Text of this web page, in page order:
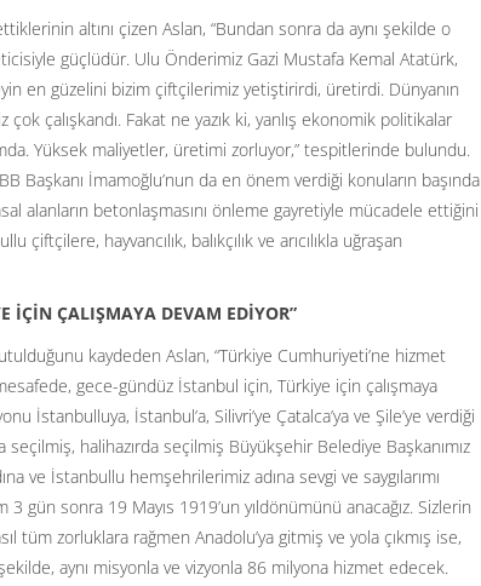
altını çizen Aslan, “Bundan sonra da aynı şekilde o
güçlüdür. Ulu Önderimiz Gazi Mustafa Kemal Atatürk,
en güzelini bizim çiftçilerimiz yetiştirirdi, üretirdi. Dünyanın
çalışkandı. Fakat ne yazık ki, yanlış ekonomik politikalar
Yüksek maliyetler, üretimi zorluyor,” tespitlerinde bulundu.
Başkanı İmamoğlu’nun da en önem verdiği konuların başında
alanların betonlaşmasını önleme gayretiyle mücadele ettiğini
hayvancılık, balıkçılık ve arıcılıkla uğraşan
İÇİN ÇALIŞMAYA DEVAM EDİYOR”
kaydeden Aslan, “Türkiye Cumhuriyeti’ne hizmet
gece-gündüz İstanbul için, Türkiye için çalışmaya
İstanbulluya, İstanbul’a, Silivri’ye Çatalca’ya ve Şile’ye verdiği
halihazırda seçilmiş Büyükşehir Belediye Başkanımız
ve İstanbullu hemşehrilerimiz adına sevgi ve saygılarımı
gün sonra 19 Mayıs 1919’un yıldönümünü anacağız. Sizlerin
tüm zorluklara rağmen Anadolu’ya gitmiş ve yola çıkmış ise,
aynı misyonla ve vizyonla 86 milyona hizmet edecek.